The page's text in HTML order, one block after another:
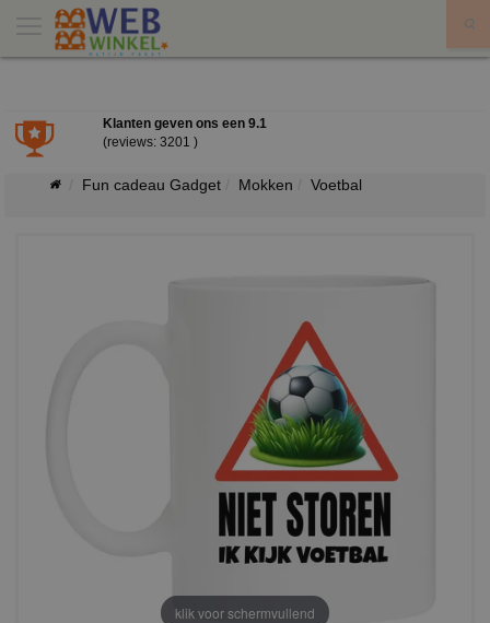
Klanten geven ons een 9.1
(reviews: 3201 )
Fun cadeau Gadget Mokken Voetbal
klik voor schermvullend